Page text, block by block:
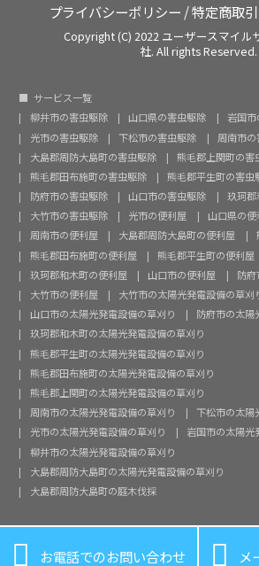
プライバシーポリシー /特定商取
Copyright (C) 2022 ユーザースマイル
社. All rights Reserved.
サービス一覧
柳井市の害虫駆除
山口県の害虫駆除
岩国
光市の害虫駆除
下松市の害虫駆除
周南市
大島郡周防大島町の害虫駆除
熊毛郡上関町の害
熊毛郡田布施町の害虫駆除
熊毛郡平生町の害虫
防府市の害虫駆除
山口市の害虫駆除
玖珂
大竹市の害虫駆除
光市の便利屋 山口県の
周南市の便利屋
大島郡周防大島町の便利屋
熊毛郡田布施町の便利屋
熊毛郡平生町の便利屋
玖珂郡和木町の便利屋
山口市の便利屋
防
大竹市の便利屋
大竹市の太陽光発電設備の草刈
山口市の太陽光発電設備の草刈り
防府市の太陽
玖珂郡和木町の太陽光発電設備の草刈り
熊毛郡平生町の太陽光発電設備の草刈り
熊毛郡田布施町の太陽光発電設備の草刈り
熊毛郡上関町の太陽光発電設備の草刈り
周南市の太陽光発電設備の草刈り
下松市の太陽
光市の太陽光発電設備の草刈り
岩国市の太陽光
柳井市の太陽光発電設備の草刈り
大島郡周防大島町の太陽光発電設備の草刈り
大島郡周防大島町の庭木伐採
 お電話でのお問い合わせ  メ